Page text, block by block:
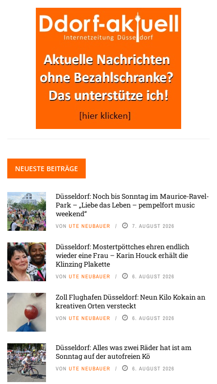
NEUESTE BEITRÄGE
Düsseldorf: Noch bis Sonntag im Maurice-Ravel-
Park – „Liebe das Leben – pempelfort music
weekend“
VON UTE NEUBAUER 7. AUGUST 2026
Düsseldorf: Mostertpöttches ehren endlich
wieder eine Frau – Karin Houck erhält die
Klinzing Plakette
VON UTE NEUBAUER 6. AUGUST 2026
Zoll Flughafen Düsseldorf: Neun Kilo Kokain an
kreativen Orten versteckt
VON UTE NEUBAUER 6. AUGUST 2026
Düsseldorf: Alles was zwei Räder hat ist am
Sonntag auf der autofreien Kö
VON UTE NEUBAUER 6. AUGUST 2026